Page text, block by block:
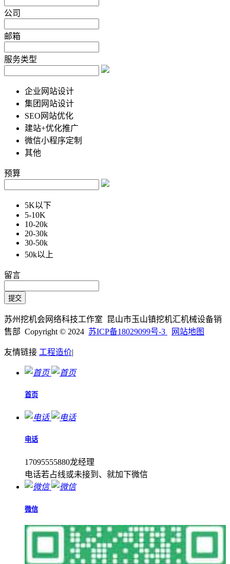
公司
邮箱
服务类型
企业网站设计
集团网站设计
SEO网站优化
建站+优化推广
微信小程序定制
其他
预算
5K以下
5-10K
10-20k
20-30k
30-50k
50k以上
留言
苏州挖机会网络科技工作室 昆山市玉山镇挖机汇机械设备销
售部 Copyright © 2024 苏ICP备18029099号-3 网站地图
友情链接 工程造价|
首页
电话
17095555880龙经理
电话若占线或未接到、就加下微信
微信